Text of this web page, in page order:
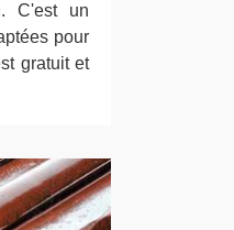
C'est un
pour
gratuit et